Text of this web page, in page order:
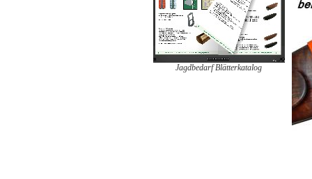
Jagdbedarf Blätterkatalog